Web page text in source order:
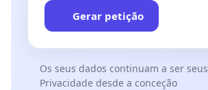
Gerar petição
Os seus dados continuam a ser seus
Privacidade desde a conceção